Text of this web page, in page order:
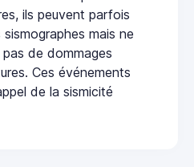
ils peuvent parfois
mais ne
de dommages
Ces événements
de la sismicité